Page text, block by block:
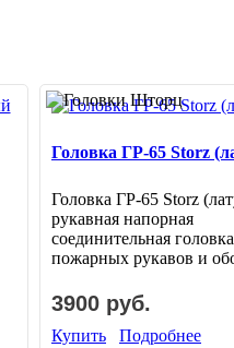
Головка ГР-65 Storz
Головка ГР-65 Storz
рукавная напорная
соединительная
пожарных рукавов и
3900 руб.
Купить Подробнее